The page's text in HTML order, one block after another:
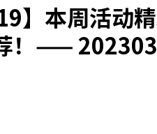
】本周活动
！——